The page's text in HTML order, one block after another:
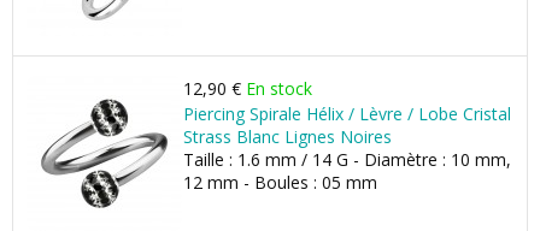
12,90 € En stock
Piercing Spirale Hélix / Lèvre / Lobe Cristal
Strass Blanc Lignes Noires
Taille : 1.6 mm / 14 G - Diamètre : 10 mm,
12 mm - Boules : 05 mm